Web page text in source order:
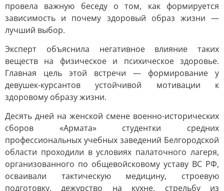
провела важную беседу о том, как формируется
зависимость и почему здоровый образ жизни —
лучший выбор.
Эксперт объяснила негативное влияние таких
веществ на физическое и психическое здоровье.
Главная цель этой встречи — формирование у
девушек-курсантов устойчивой мотивации к
здоровому образу жизни.
Десять дней на женской смене военно-исторических
сборов «Армата» студентки средних
профессиональных учебных заведений Белгородской
области проходили в условиях палаточного лагеря,
организованного по общевойсковому уставу ВС РФ,
осваивали тактическую медицину, строевую
подготовку, дежурство на кухне, стрельбу из